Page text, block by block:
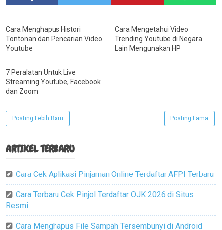
Cara Menghapus Histori
Tontonan dan Pencarian Video
Youtube
Cara Mengetahui Video
Trending Youtube di Negara
Lain Mengunakan HP
7 Peralatan Untuk Live
Streaming Youtube, Facebook
dan Zoom
Posting Lebih Baru Posting Lama
ARTIKEL TERBARU
Cara Cek Aplikasi Pinjaman Online Terdaftar AFPI Terbaru
Cara Terbaru Cek Pinjol Terdaftar OJK 2026 di Situs
Resmi
Cara Menghapus File Sampah Tersembunyi di Android